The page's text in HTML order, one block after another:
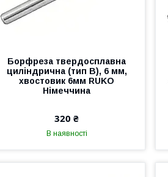
Борфреза твердосплавна
циліндрична (тип В), 6 мм,
хвостовик 6мм RUKO
Німеччина
320 ₴
В наявності